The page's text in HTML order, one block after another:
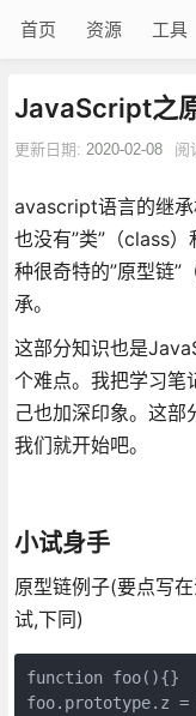
首页 资源 工具
JavaScript之
更新日期: 2020-02-08 阅
avascript语言的继承
也没有”类”（class
种很奇特的”原型链
承。
这部分知识也是
个难点。我把学习笔
己也加深印象。这部
我们就开始吧。
小试身手
原型链例子(要点写
试,下同)
function foo(){}
foo.prototype.z